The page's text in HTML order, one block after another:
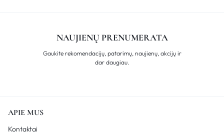
NAUJIENŲ PRENUMERATA
Gaukite rekomendacijų, patarimų, naujienų, akcijų ir
dar daugiau.
APIE MUS
Kontaktai